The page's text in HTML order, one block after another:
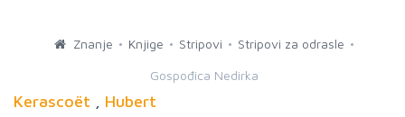
Znanje Knjige Stripovi Stripovi za odrasle
Gospođica Nedirka
Kerascoët Hubert